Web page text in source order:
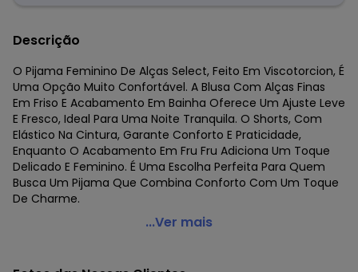
Descrição
O Pijama Feminino De Alças Select, Feito Em Viscotorcion, É
Uma Opção Muito Confortável. A Blusa Com Alças Finas
Em Friso E Acabamento Em Bainha Oferece Um Ajuste Leve
E Fresco, Ideal Para Uma Noite Tranquila. O Shorts, Com
Elástico Na Cintura, Garante Conforto E Praticidade,
Enquanto O Acabamento Em Fru Fru Adiciona Um Toque
Delicado E Feminino. É Uma Escolha Perfeita Para Quem
Busca Um Pijama Que Combina Conforto Com Um Toque
De Charme.
Select - Pijama Feminino em Viscotorcion de Alças Rosa
Fornecedor: ROVITEX IND E COM DE MALHAS LTDA / CNPJ
...Ver mais